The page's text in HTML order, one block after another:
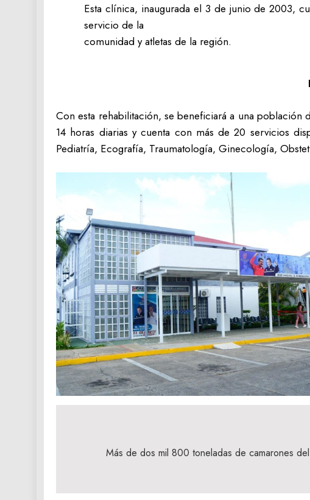
Esta clínica, inaugurada el 3 de junio de 2003,
servicio de la
comunidad y atletas de la región.
Con esta rehabilitación, se beneficiará a una población
14 horas diarias y cuenta con más de 20 servicios
Pediatría, Ecografía, Traumatología, Ginecología,
Más de dos mil 800 toneladas de camarones